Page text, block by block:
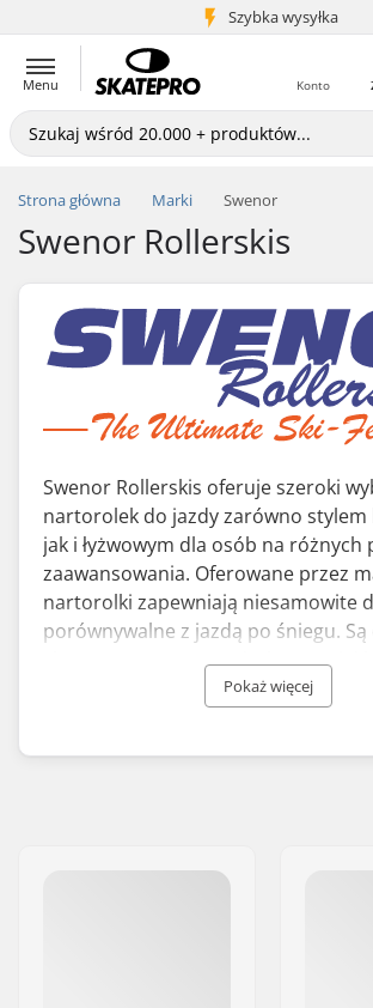
Szybka wysyłka
5+ mln klientów
Menu Konto
Strona główna Marki Swenor
Swenor Rollerskis
Swenor Rollerskis oferuje szeroki
nartorolek do jazdy zarówno stylem
jak i łyżwowym dla osób na różnych
zaawansowania. Oferowane przez
nartorolki zapewniają niesamowite
porównywalne z jazdą po śniegu. Są
skonstruowane z trwałych
włókno węglowe i szklane oraz
Norwegii, gdzie obecnie mieści się ich
Pokaż więcej